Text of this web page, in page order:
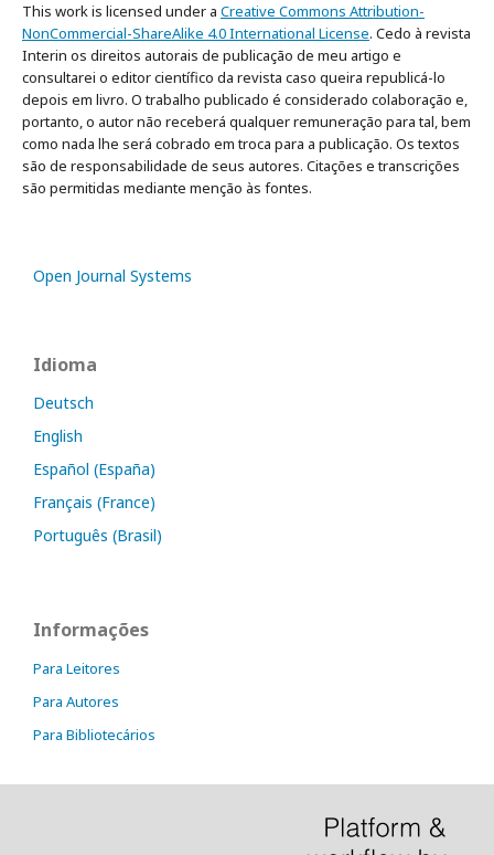
This work is licensed under a Creative Commons Attribution-
NonCommercial-ShareAlike 4.0 International License. Cedo à revista
Interin os direitos autorais de publicação de meu artigo e
consultarei o editor científico da revista caso queira republicá-lo
depois em livro. O trabalho publicado é considerado colaboração e,
portanto, o autor não receberá qualquer remuneração para tal, bem
como nada lhe será cobrado em troca para a publicação. Os textos
são de responsabilidade de seus autores. Citações e transcrições
são permitidas mediante menção às fontes.
Open Journal Systems
Idioma
Deutsch
English
Español (España)
Français (France)
Português (Brasil)
Informações
Para Leitores
Para Autores
Para Bibliotecários